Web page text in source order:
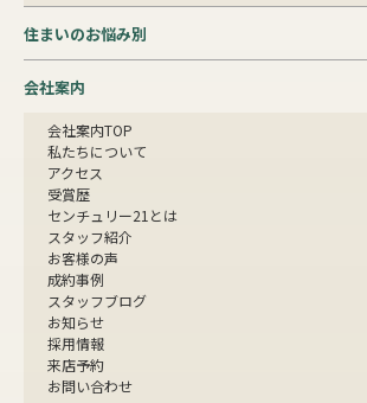
住まいのお悩み別
会社案内
会社案内TOP
私たちについて
アクセス
受賞歴
センチュリー21とは
スタッフ紹介
お客様の声
成約事例
スタッフブログ
お知らせ
採用情報
来店予約
お問い合わせ